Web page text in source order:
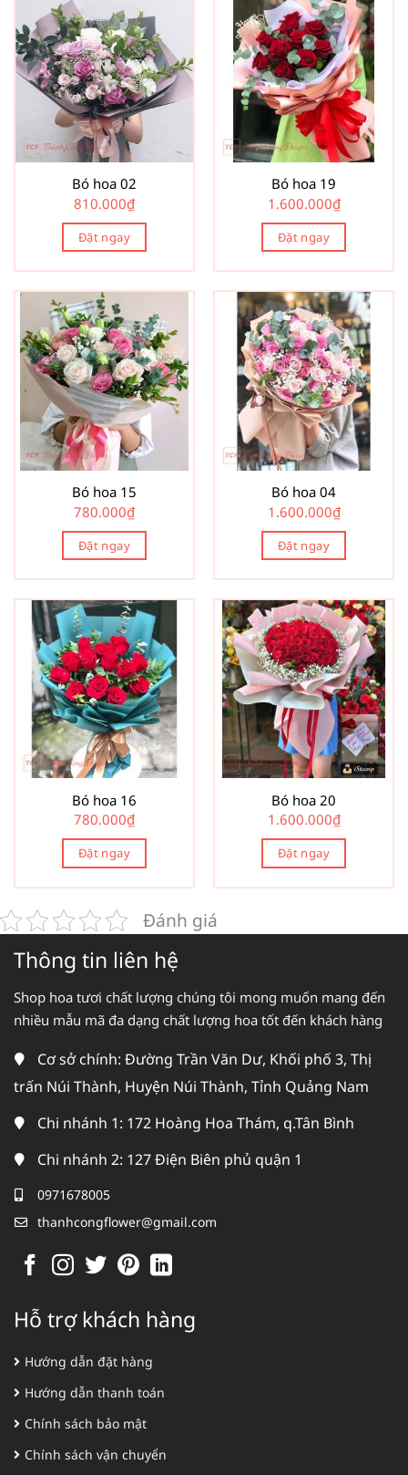
Bó hoa 02
810.000₫
Đặt ngay
Bó hoa 19
1.600.000₫
Đặt ngay
Bó hoa 15
780.000₫
Đặt ngay
Bó hoa 04
1.600.000₫
Đặt ngay
Bó hoa 16
780.000₫
Đặt ngay
Bó hoa 20
1.600.000₫
Đặt ngay
Đánh giá
Thông tin liên hệ
Shop hoa tươi chất lượng chúng tôi mong muốn mang đến
nhiều mẫu mã đa dạng chất lượng hoa tốt đến khách hàng
Cơ sở chính: Đường Trần Văn Dư, Khối phố 3, Thị
trấn Núi Thành, Huyện Núi Thành, Tỉnh Quảng Nam
Chi nhánh 1: 172 Hoàng Hoa Thám, q.Tân Bình
Chi nhánh 2: 127 Điện Biên phủ quận 1
0971678005
thanhcongflower@gmail.com
Hỗ trợ khách hàng
Hướng dẫn đặt hàng
Hướng dẫn thanh toán
Chính sách bảo mật
Chính sách vận chuyển